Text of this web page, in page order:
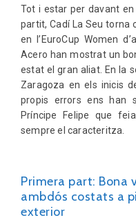
Tot i estar per davant
partit, Cadí La Seu torna
en l’EuroCup Women
Acero han mostrat un
estat el gran aliat. En la
Zaragoza en els inicis
propis errors ens han
Príncipe Felipe que
sempre el caracteritza.
Primera part: Bona
ambdós costats a
exterior